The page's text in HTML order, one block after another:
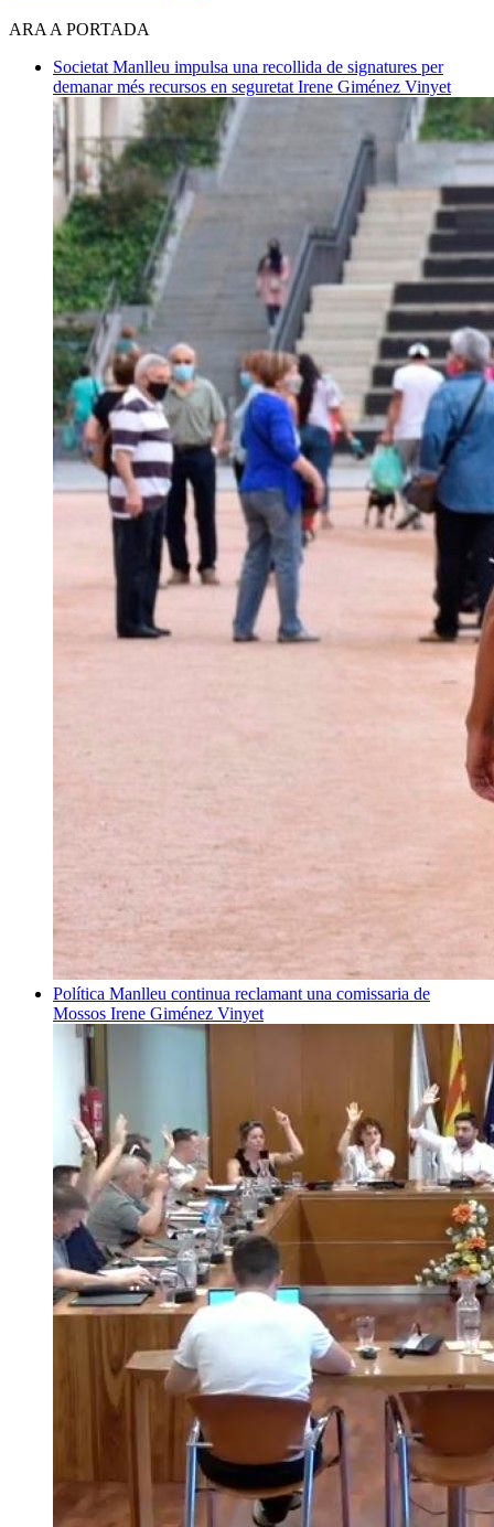
ARA A PORTADA
Societat Manlleu impulsa una recollida de signatures per
demanar més recursos en seguretat Irene Giménez Vinyet
Política Manlleu continua reclamant una comissaria de
Mossos Irene Giménez Vinyet